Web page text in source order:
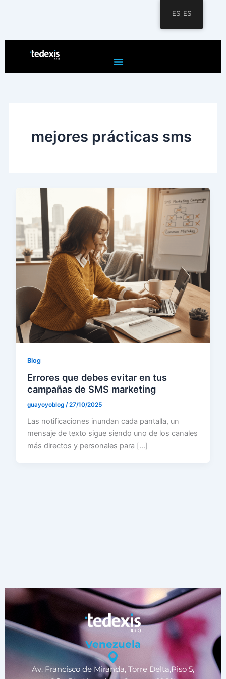
mejores prácticas sms
Blog
Errores que debes evitar en tus
campañas de SMS marketing
guayoyoblog/27/10/2025
Las notificaciones inundan cada pantalla, un
mensaje de texto sigue siendo uno de los canales
más directos y personales para […]
Venezuela
Av. Francisco de Miranda, Torre Delta,Piso 5,
ES_ES